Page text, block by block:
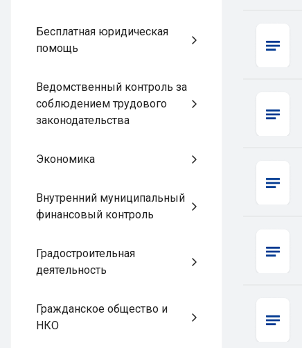
Бесплатная юридическая
помощь
Ведомственный контроль за
соблюдением трудового
законодательства
Экономика
Внутренний муниципальный
финансовый контроль
Градостроительная
деятельность
Гражданское общество и
НКО